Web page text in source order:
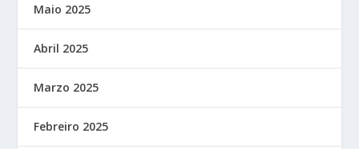
Maio 2025
Abril 2025
Marzo 2025
Febreiro 2025